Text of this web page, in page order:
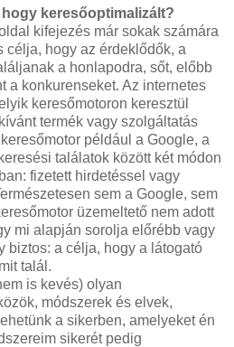
keresőoptimalizált?
kifejezés már sokak számára
célja, hogy az érdeklődők, a
a honlapodra, sőt, előbb
a konkurenseket. Az internetes
keresőmotoron keresztül
termék vagy szolgáltatás
például a Google, a
találatok között két módon
fizetett hirdetéssel vagy
sem a Google, sem
üzemeltető nem adott
mi alapján sorolja előrébb vagy
biztos: a célja, hogy a látogató
talál.
is kevés) olyan
módszerek és elvek,
a sikerben, amelyeket én
sikerét pedig